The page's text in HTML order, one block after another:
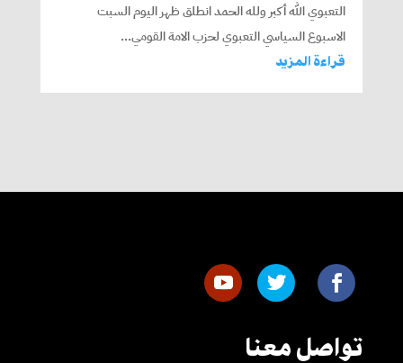
التعبوي الله أكبر ولله الحمد انطلق ظهر اليوم السبت
الاسبوع السياسي التعبوي لحزب الامة القومي...
قراءة المزيد
تواصل معنا